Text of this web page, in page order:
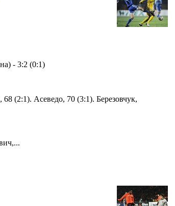
- 3:2 (0:1)
(2:1). Асеведо, 70 (3:1). Березовчук,